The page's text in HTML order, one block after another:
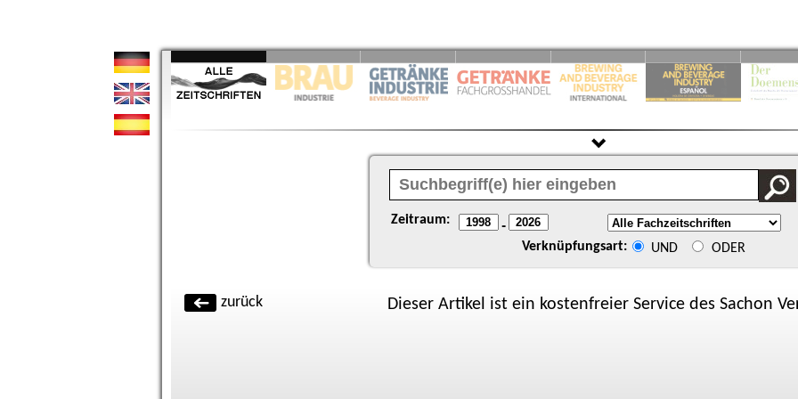
Zeitraum: -
Verknüpfungsart: UND ODER
zurück Dieser Artikel ist ein kostenfreier Service des Sachon